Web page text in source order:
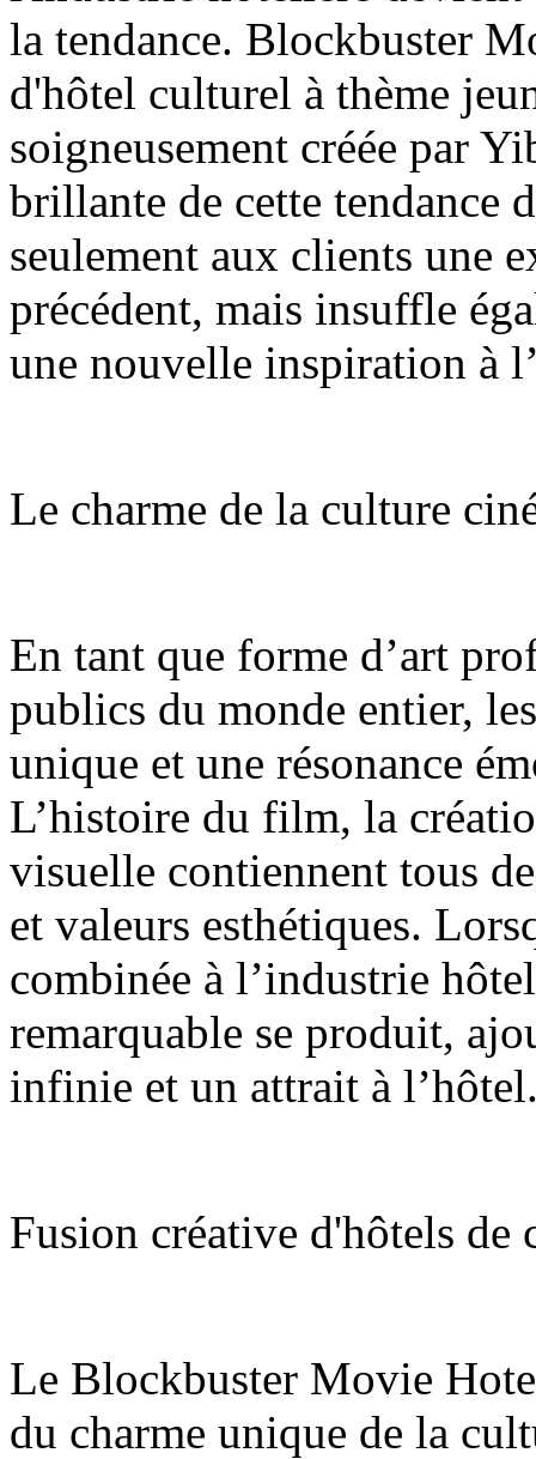
la tendance. Blockbuster
d'hôtel culturel à thème
soigneusement créée par
brillante de cette tendance
seulement aux clients une
précédent, mais insuffle
une nouvelle inspiration à
Le charme de la culture
En tant que forme d’art
publics du monde entier,
unique et une résonance
L’histoire du film, la
visuelle contiennent tous
et valeurs esthétiques.
combinée à l’industrie
remarquable se produit,
infinie et un attrait à
Fusion créative d'hôtels de
Le Blockbuster Movie
du charme unique de la